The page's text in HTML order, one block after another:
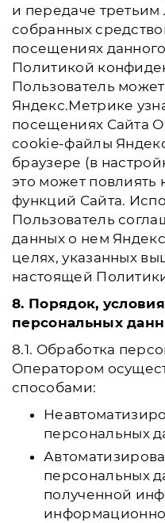
и передаче
собранных
посещениях
Политикой
Пользователь
Яндекс.Метрике
посещениях Сайта
cookie-файлы
браузере (в
это может повлиять
функций Сайта.
Пользователь
данных о нем
целях, указанных
настоящей
8. Порядок,
персональных
8.1. Обработка
Оператором
способами:
персональных
персональных
полученной